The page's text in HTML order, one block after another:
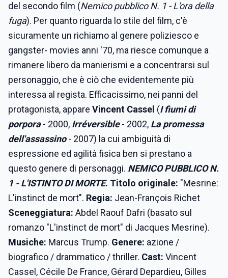
del secondo film (Nemico pubblico N. 1 - L'ora della
fuga). Per quanto riguarda lo stile del film, c'è
sicuramente un richiamo al genere poliziesco e
gangster- movies anni '70, ma riesce comunque a
rimanere libero da manierismi e a concentrarsi sul
personaggio, che è ciò che evidentemente più
interessa al regista. Efficacissimo, nei panni del
protagonista, appare Vincent Cassel (I fiumi di
porpora- 2000, Irréversible - 2002, La promessa
dell'assassino- 2007) la cui ambiguità di
espressione ed agilità fisica ben si prestano a
questo genere di personaggi. NEMICO PUBBLICO N.
1 - L'ISTINTO DI MORTE. Titolo originale: "Mesrine:
L'instinct de mort". Regia: Jean-François Richet
Sceneggiatura: Abdel Raouf Dafri (basato sul
romanzo "L'instinct de mort" di Jacques Mesrine).
Musiche: Marcus Trump. Genere: azione /
biografico / drammatico / thriller. Cast: Vincent
Cassel, Cécile De France, Gérard Depardieu, Gilles